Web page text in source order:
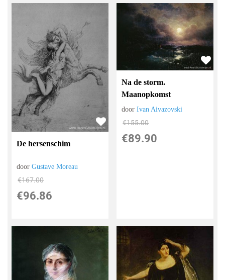
De hersenschim
doorGustave Moreau
€167.00
€96.86
Na de storm.
Maanopkomst
doorIvan Aivazovski
€155.00
€89.90